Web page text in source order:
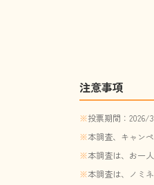
注意事項
投票期間：2026/
本調査、キャン
本調査は、お一
本調査は、ノミ